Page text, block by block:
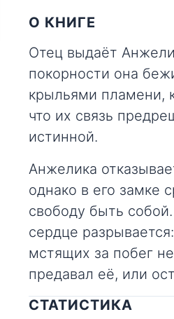
О КНИГЕ
Отец выдаёт
покорности она
крыльями пламени,
что их связь
истинной.
Анжелика
однако в его замке
свободу быть
сердце
мстящих за побег
предавал её, или
СТАТИСТИКА